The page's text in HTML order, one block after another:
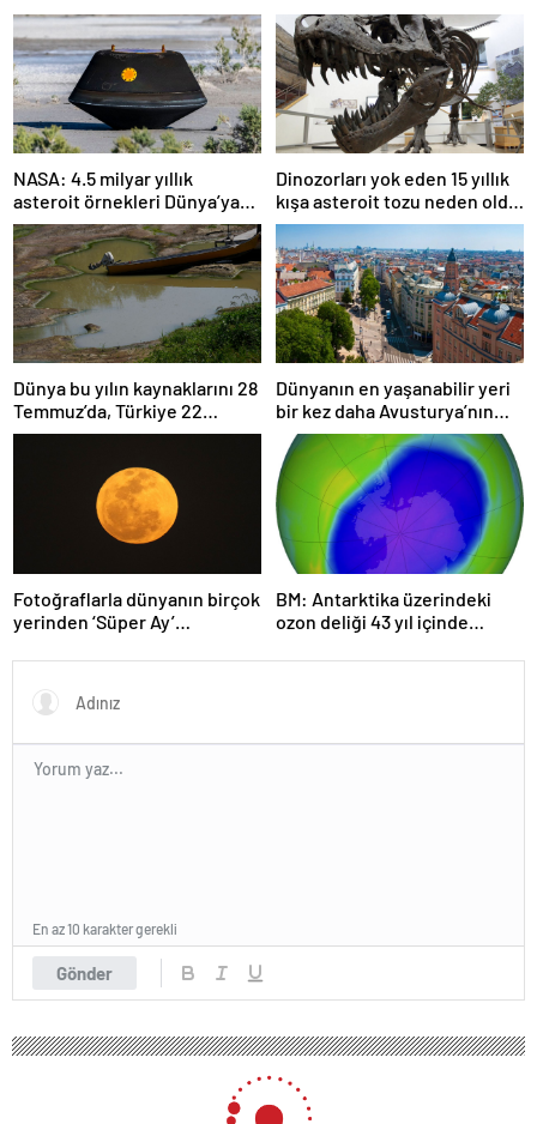
NASA: 4.5 milyar yıllık
asteroit örnekleri Dünya’ya
getirildi; yaşamın
başlangıcına ışık tutabilir
Dinozorları yok eden 15 yıllık
kışa asteroit tozu neden oldu
| Araştırma
Dünya bu yılın kaynaklarını 28
Temmuz’da, Türkiye 22
Haziran’da tüketti
Dünyanın en yaşanabilir yeri
bir kez daha Avusturya’nın
başkenti Viyana oldu
Fotoğraflarla dünyanın birçok
yerinden ‘Süper Ay’
BM: Antarktika üzerindeki
ozon deliği 43 yıl içinde
Gönder
En az 10 karakter gerekli